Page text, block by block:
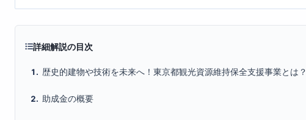
詳細解説の目次
歴史的建物や技術を未来へ！東京都観光資源維持保全支援事業とは？
助成金の概要